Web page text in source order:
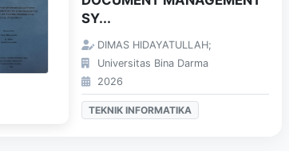
SY...
DIMAS HIDAYATULLAH;
Universitas Bina Darma
2026
TEKNIK INFORMATIKA